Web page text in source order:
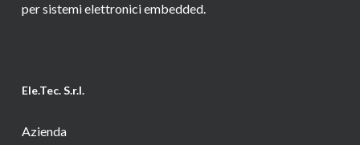
per sistemi elettronici embedded.
Ele.Tec. S.r.l.
Azienda